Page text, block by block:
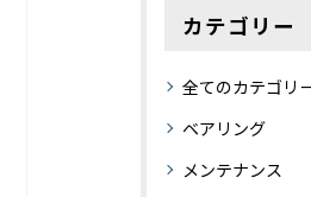
カテゴリー
全てのカテゴリ
ベアリング
メンテナンス